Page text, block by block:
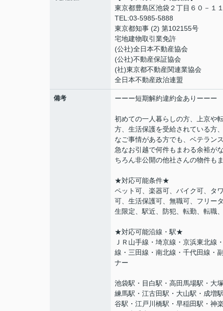
東京都豊島区池袋２丁目６０－１
TEL:03-5985-5888
東京都知事 (2) 第102155号
宅地建物取引業免許
(公社)全日本不動産協会
(公社)不動産保証協会
(社)東京都不動産関連業協会
全日本不動産政治連盟
備考 ーーー短期解約違約金ありーーー
初めての一人暮らしの方、上京や
方、生活保護を受給されている方
なご事情がある方でも、ベテラン
急なお引越で何件もまわる余裕が
ちろん非公開の他社さんの物件も
★対応可能条件★
ペット可、楽器可、バイク可、タ
可、生活保護可、無職可、フリー
生限定、駅近、防犯、転勤、転職
★対応可能沿線・駅★
ＪＲ山手線・埼京線・京浜東北線
線・三田線・南北線・千代田線・
ナー
池袋駅・目白駅・高田馬場駅・大
練馬駅・江古田駅・大山駅・成増
谷駅・江戸川橋駅・早稲田駅・神